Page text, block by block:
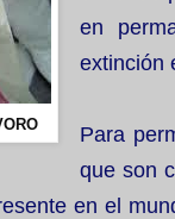
en
extinción
Para
que son
en el